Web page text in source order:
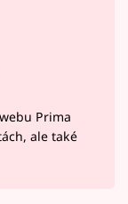
Prima
ale také